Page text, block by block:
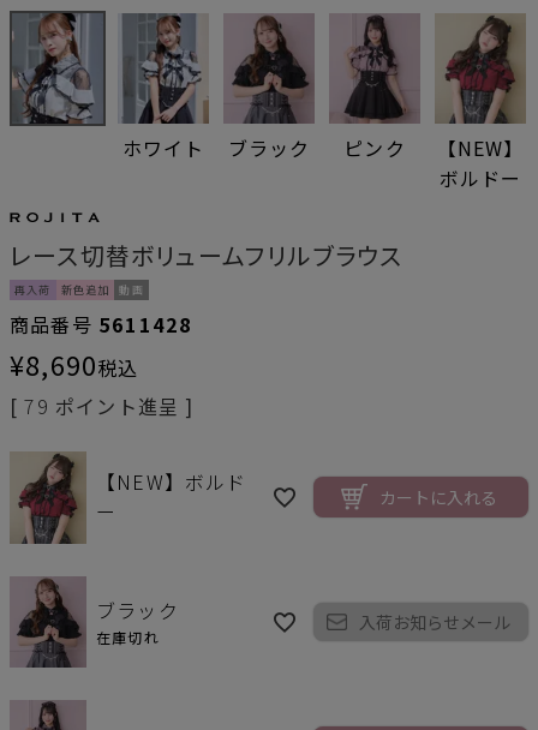
ホワイト ブラック ピンク
【NEW】
ボルドー
レース切替ボリュームフリルブラウス
再入荷 新色追加 動画
商品番号 5611428
¥8,690税込
[ 79 ポイント進呈 ]
【NEW】ボルド
ー
カートに入れる
ブラック
在庫切れ
入荷お知らせメール